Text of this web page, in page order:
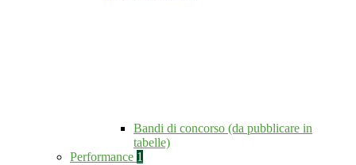
Bandi di concorso (da pubblicare in
tabelle)
Performance 1